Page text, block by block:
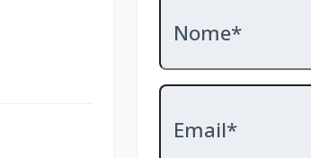
Nome*
Email*